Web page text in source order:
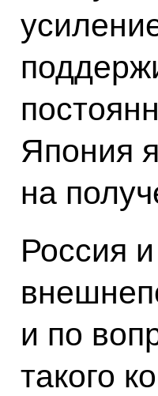
Япония
на
Россия
и по
такого